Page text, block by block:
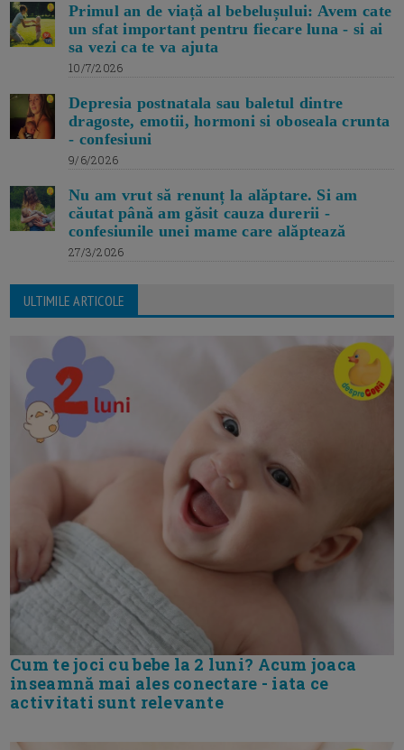
Primul an de viață al bebelușului: Avem cate
un sfat important pentru fiecare luna - si ai
sa vezi ca te va ajuta
10/7/2026
Depresia postnatala sau baletul dintre
dragoste, emotii, hormoni si oboseala crunta
- confesiuni
9/6/2026
Nu am vrut să renunț la alăptare. Si am
căutat până am găsit cauza durerii -
confesiunile unei mame care alăptează
27/3/2026
ULTIMILE ARTICOLE
Cum te joci cu bebe la 2 luni? Acum joaca
inseamnă mai ales conectare - iata ce
activitati sunt relevante